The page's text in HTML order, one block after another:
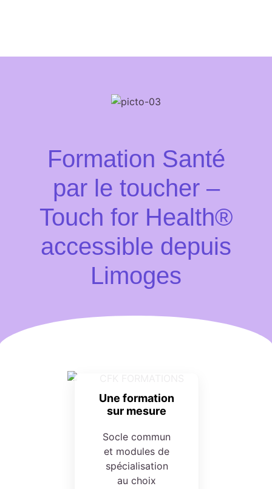
Formation Santé
par le toucher –
Touch for Health®
accessible depuis
Limoges
Une formation
sur mesure
Socle commun
et modules de
spécialisation
au choix